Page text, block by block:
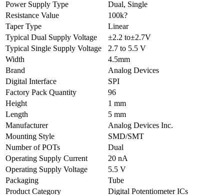
Power Supply Type
Dual, Single
Resistance Value
100k?
Taper Type
Linear
Typical Dual Supply Voltage
±2.2 to±2.7V
Typical Single Supply Voltage
2.7 to 5.5 V
Width
4.5mm
Brand
Analog Devices
Digital Interface
SPI
Factory Pack Quantity
96
Height
1 mm
Length
5 mm
Manufacturer
Analog Devices Inc.
Mounting Style
SMD/SMT
Number of POTs
Dual
Operating Supply Current
20 nA
Operating Supply Voltage
5.5 V
Packaging
Tube
Product Category
Digital Potentiometer ICs